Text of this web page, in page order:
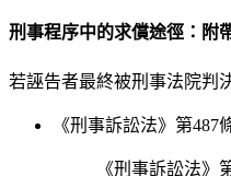
刑事程序中的求償途徑：附
若誣告者最終被刑事法院判
《刑事訴訟法》第487
《刑事訴訟法